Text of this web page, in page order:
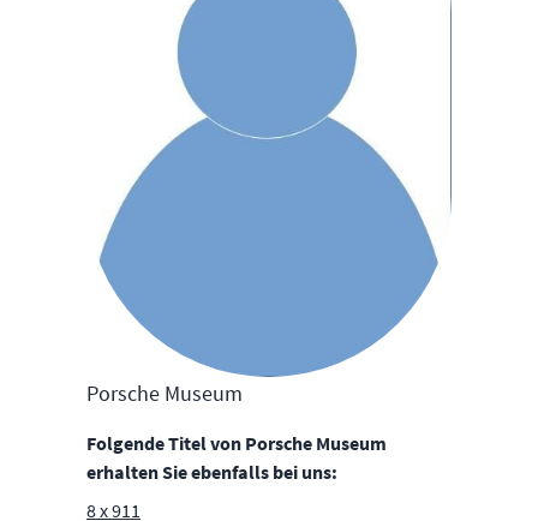
Porsche Museum
Folgende Titel von Porsche Museum
erhalten Sie ebenfalls bei uns:
8 x 911